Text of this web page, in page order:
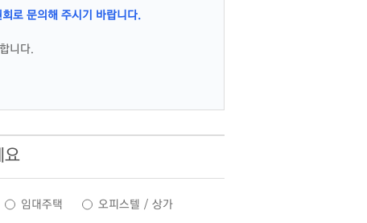
로 문의해 주시기 바랍니다.
니다.
임대주택 오피스텔 / 상가